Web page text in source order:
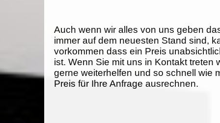
Auch wenn wir alles von uns geben
immer auf dem neuesten Stand sind,
vorkommen dass ein Preis
ist. Wenn Sie mit uns in Kontakt treten
gerne weiterhelfen und so schnell wie
Preis für Ihre Anfrage ausrechnen.